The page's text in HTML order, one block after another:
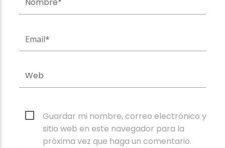
Guardar mi nombre, correo electrónico y
sitio web en este navegador para la
próxima vez que haga un comentario.